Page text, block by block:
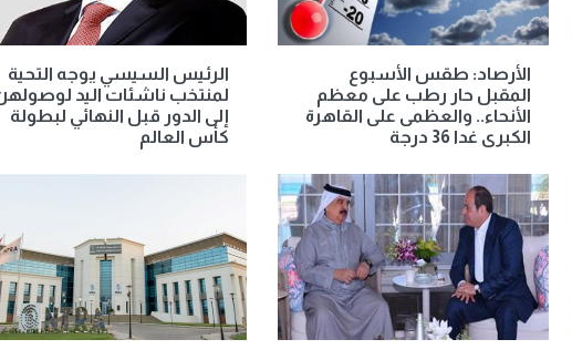
الأرصاد: طقس الأسبوع
المقبل حار رطب على معظم
الأنحاء.. والعظمى على القاهرة
الكبرى غدا 36 درجة
الرئيس السيسي يوجه التحية
لمنتخب ناشئات اليد
إلى الدور قبل النهائي لبطولة
كأس العالم